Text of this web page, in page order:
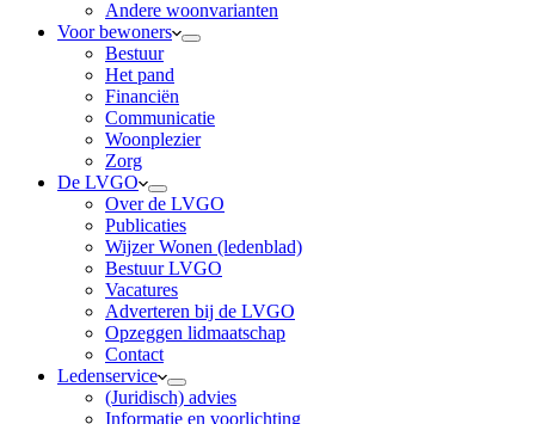
Andere woonvarianten
Voor bewoners
Bestuur
Het pand
Financiën
Communicatie
Woonplezier
Zorg
De LVGO
Over de LVGO
Publicaties
Wijzer Wonen (ledenblad)
Bestuur LVGO
Vacatures
Adverteren bij de LVGO
Opzeggen lidmaatschap
Contact
Ledenservice
(Juridisch) advies
Informatie en voorlichting